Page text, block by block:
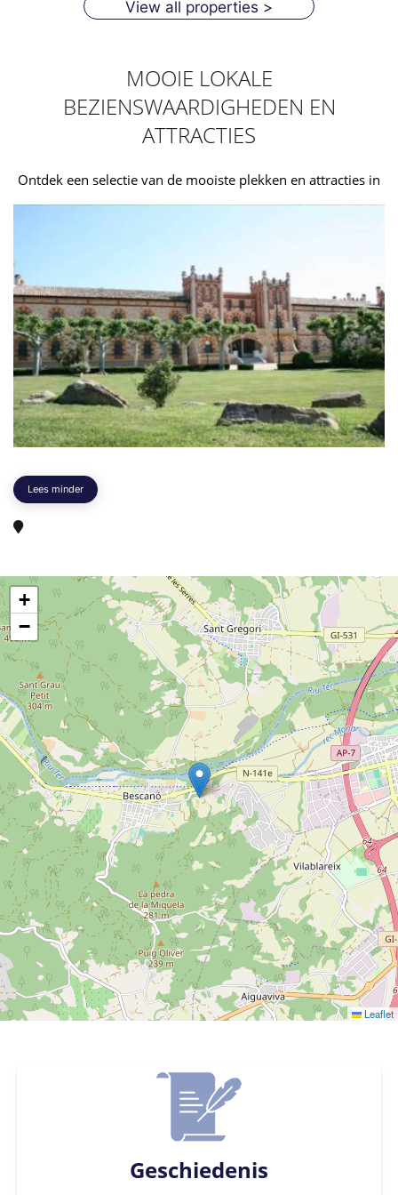
View all properties >
MOOIE LOKALE
BEZIENSWAARDIGHEDEN EN
ATTRACTIES
Ontdek een selectie van de mooiste plekken en attracties in
Lees minder
+
−
Leaflet
Geschiedenis